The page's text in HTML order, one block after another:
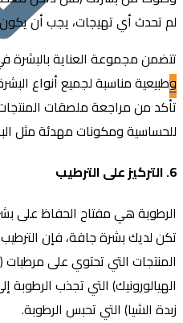
أي تهيجات، يجب أن يكون
مجموعة العناية بالبشرة في
مناسبة لجميع أنواع البشرة،
من مراجعة ملصقات المنتجات
ومكونات مهدئة مثل البابونج
هي مفتاح الحفاظ على بشرة
بشرة جافة، فإن الترطيب
التي تحتوي على مرطبات
التي تجذب الرطوبة إلى
التي تحبس الرطوبة.